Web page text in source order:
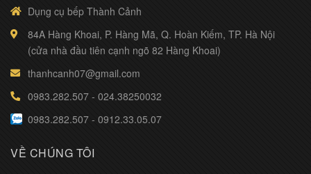
Dụng cụ bếp Thành Cảnh
84A Hàng Khoai, P. Hàng Mã, Q. Hoàn Kiếm, TP. Hà Nội
(cửa nhà đầu tiên cạnh ngõ 82 Hàng Khoai)
thanhcanh07@gmail.com
0983.282.507 - 024.38250032
0983.282.507 - 0912.33.05.07
VỀ CHÚNG TÔI